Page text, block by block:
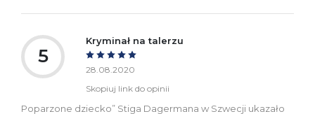
5
Kryminał na talerzu
28.08.2020
Skopiuj link do opinii
Poparzone dziecko” Stiga Dagermana w Szwecji ukazało